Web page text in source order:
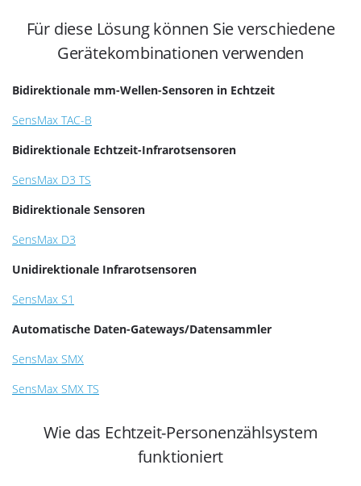
Für diese Lösung können Sie verschiedene
Gerätekombinationen verwenden
Bidirektionale mm-Wellen-Sensoren in Echtzeit
SensMax TAC-B
Bidirektionale Echtzeit-Infrarotsensoren
SensMax D3 TS
Bidirektionale Sensoren
SensMax D3
Unidirektionale Infrarotsensoren
SensMax S1
Automatische Daten-Gateways/Datensammler
SensMax SMX
SensMax SMX TS
Wie das Echtzeit-Personenzählsystem
funktioniert